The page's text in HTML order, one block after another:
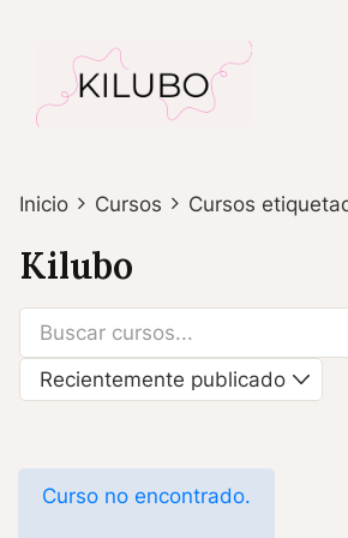
contenido
Inicio Cursos Cursos
Kilubo
Curso no encontrado.